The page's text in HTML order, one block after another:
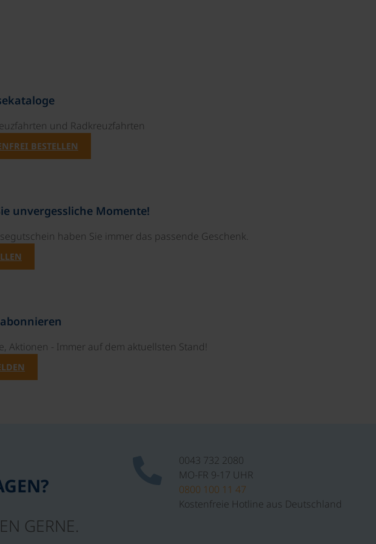
und Radkreuzfahrten
BESTELLEN
unvergessliche Momente!
haben Sie immer das passende Geschenk.
Aktionen - Immer auf dem aktuellsten Stand!
GERNE.
0043 732 2080
MO-FR 9-17 UHR
0800 100 11 47
Kostenfreie Hotline aus Deutschland